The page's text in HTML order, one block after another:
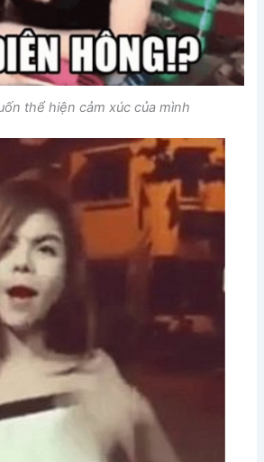
thể hiện cảm xúc của mình